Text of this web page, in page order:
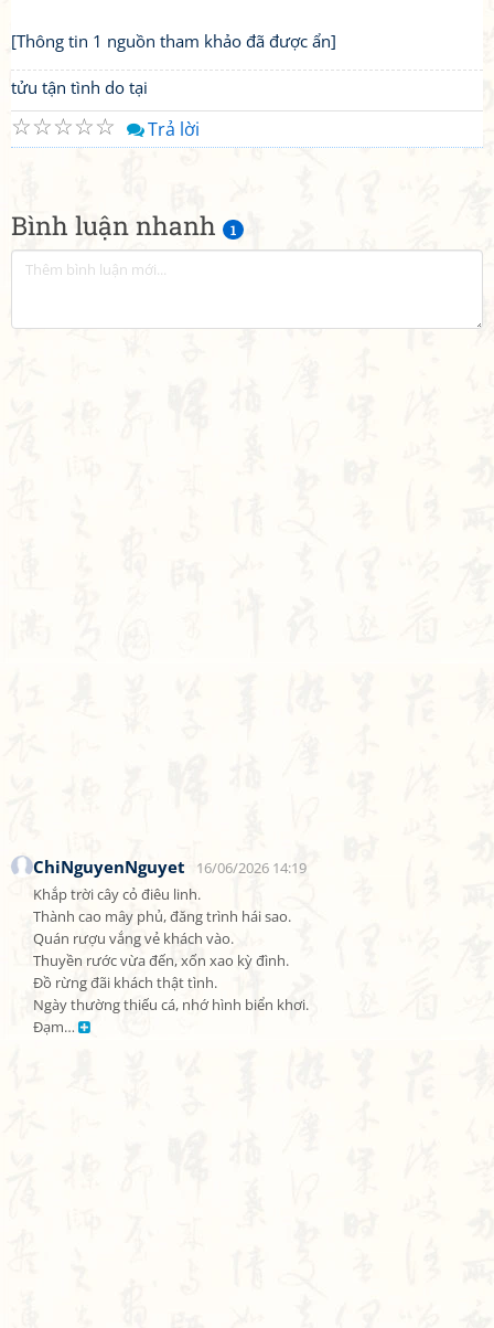
Bình luận nhanh 1
ChiNguyenNguyet
16/06/2026 14:19
Khắp trời cây cỏ điêu linh.
Thành cao mây phủ, đăng trình hái sao.
Quán rượu vắng vẻ khách vào.
Thuyền rước vừa đến, xốn xao kỳ đình.
Đồ rừng đãi khách thật tình.
Ngày thường thiếu cá, nhớ hình biển khơi.
Đạm…
[Thông tin 1 nguồn tham khảo đã được ẩn]
tửu tận tình do tại
☆
☆
☆
☆
☆ Trả lời